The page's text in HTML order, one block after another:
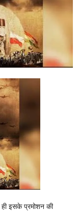
इसके प्रमोशन की